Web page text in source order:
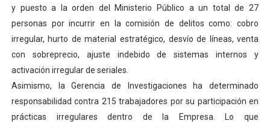
y puesto a la orden del Ministerio Público a un total de 27
personas por incurrir en la comisión de delitos como: cobro
irregular, hurto de material estratégico, desvío de líneas, venta
con sobreprecio, ajuste indebido de sistemas internos y
activación irregular de seriales.
Asimismo, la Gerencia de Investigaciones ha determinado
responsabilidad contra 215 trabajadores por su participación en
prácticas irregulares dentro de la Empresa. Lo que